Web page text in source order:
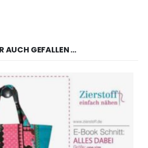
AUCH GEFALLEN …